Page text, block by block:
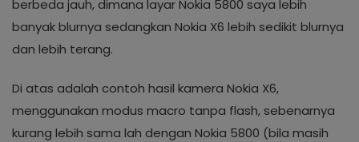
berbeda jauh, dimana layar Nokia 5800 saya lebih
banyak blurnya sedangkan Nokia X6 lebih sedikit blurnya
dan lebih terang.
Di atas adalah contoh hasil kamera Nokia X6,
menggunakan modus macro tanpa flash, sebenarnya
kurang lebih sama lah dengan Nokia 5800 (bila masih